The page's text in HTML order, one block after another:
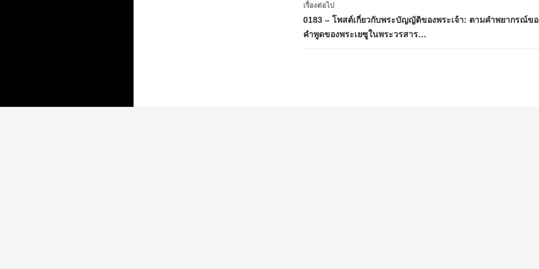
เรื่องต่อไป
0183 – โพสต์เกี่ยวกับพระบัญญัติของพระเจ้า: ตามคำพยากรณ์ขอ
คำพูดของพระเยซูในพระวรสาร…